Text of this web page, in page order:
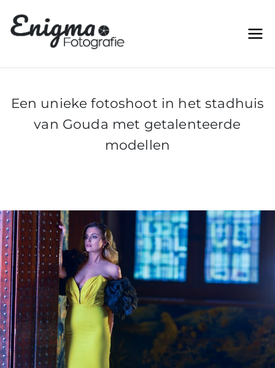
naar
Een unieke fotoshoot in het stadhuis
van Gouda met getalenteerde
modellen